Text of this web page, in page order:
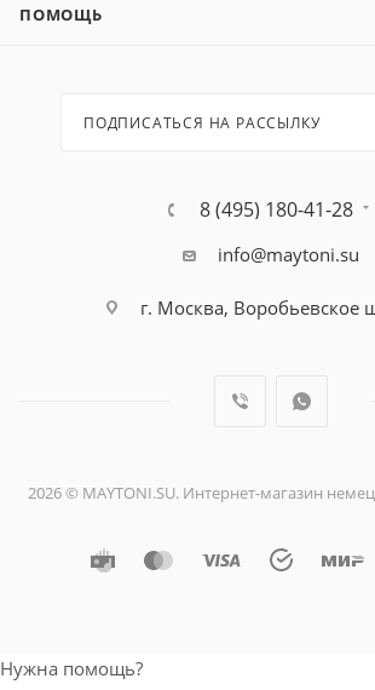
ПОМОЩЬ
ПОДПИСАТЬСЯ НА РАССЫЛКУ
8 (495) 180-41-28
info@maytoni.su
г. Москва, Воробьевское
2026 © MAYTONI.SU. Интернет-магазин
Нужна помощь?